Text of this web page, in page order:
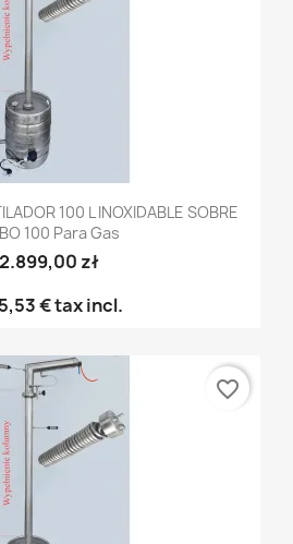
100 L INOXIDABLE SOBRE
100 Para Gas
2.899,00 zł
€tax incl.
favorite_border